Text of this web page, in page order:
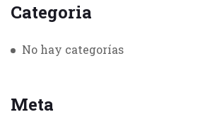
Categoria
No hay categorías
Meta